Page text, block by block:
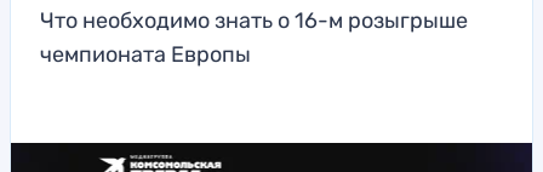
Что необходимо знать о 16-м розыгрыше
чемпионата Европы